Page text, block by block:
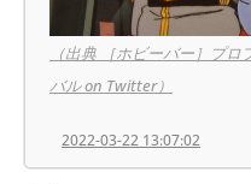
（出典 ［ホビーバー］プ
バル on Twitter）
2022-03-22 13:07:02